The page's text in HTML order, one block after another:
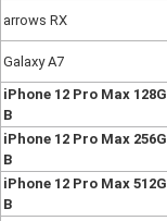
arrows RX
Galaxy A7
iPhone 12 Pro Max 128G
B
iPhone 12 Pro Max 256G
B
iPhone 12 Pro Max 512G
B